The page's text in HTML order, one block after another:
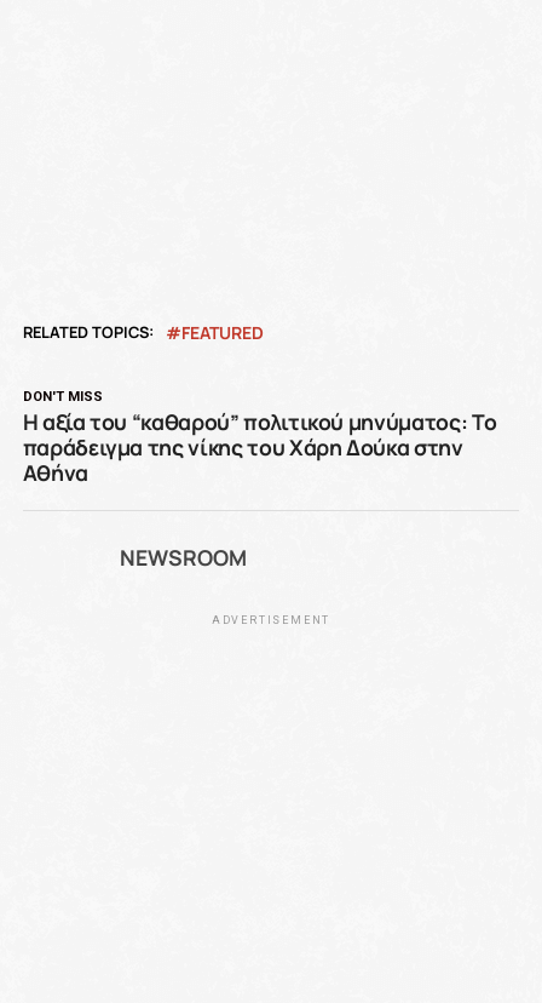
RELATED TOPICS: FEATURED
DON'T MISS
Η αξία του “καθαρού” πολιτικού μηνύματος: Το
παράδειγμα της νίκης του Χάρη Δούκα στην
Αθήνα
NEWSROOM
ADVERTISEMENT